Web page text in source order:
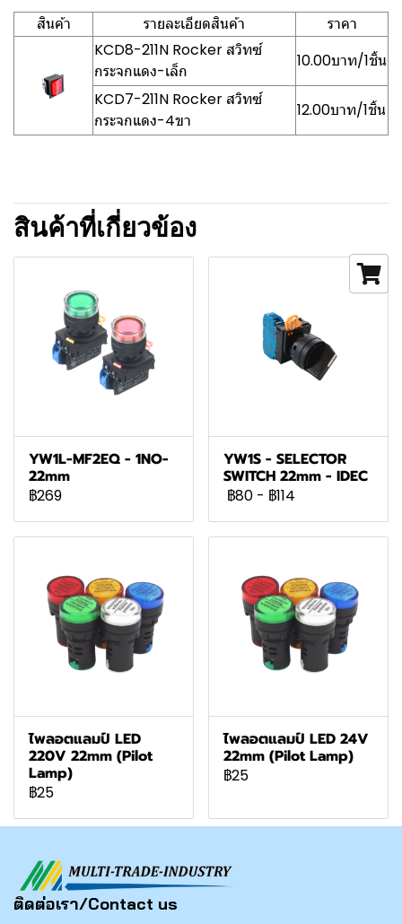
สินค้า รายละเอียดสินค้า
ราคา
KCD8-211N Rocker สวิทซ์
กระจกแดง-เล็ก
10.00บาท/1ชิ้น
KCD7-211N Rocker สวิทซ์
กระจกแดง-4ขา
12.00บาท/1ชิ้น
สินค้าที่เกี่ยวข้อง
YW1L-MF2EQ - 1NO-
22mm
฿269
YW1S - SELECTOR
SWITCH 22mm - IDEC
฿80 - ฿114
ไพลอตแลมป์ LED
220V 22mm (Pilot
Lamp)
฿25
ไพลอตแลมป์ LED 24V
22mm (Pilot Lamp)
฿25
ติดต่อเรา/Contact us